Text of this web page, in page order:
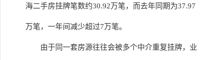
海二手房挂牌笔数约30.92万笔，而去年同期为37.97
万笔，一年间减少超过7万笔。
由于同一套房源往往会被多个中介重复挂牌，业